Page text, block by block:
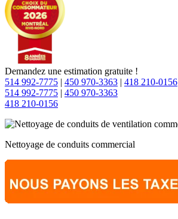
Demandez une estimation gratuite !
514 992-7775 | 450 970-3363 | 418 210-0156
514 992-7775 | 450 970-3363
418 210-0156
Nettoyage de conduits commercial